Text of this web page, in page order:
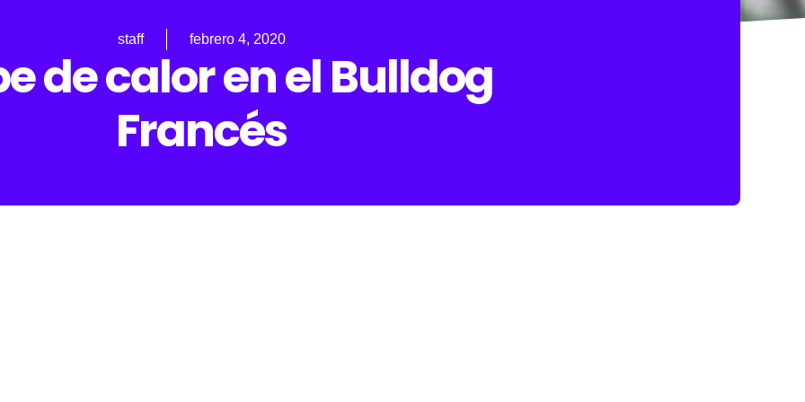
staff febrero 4, 2020
de calor en el Bulldog
Francés